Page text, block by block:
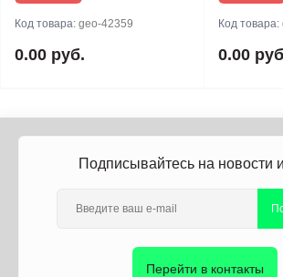
Код товара: geo-42359
0.00 руб.
Код товара:
0.00
Подписывайтесь на новости
Перейти в контакты